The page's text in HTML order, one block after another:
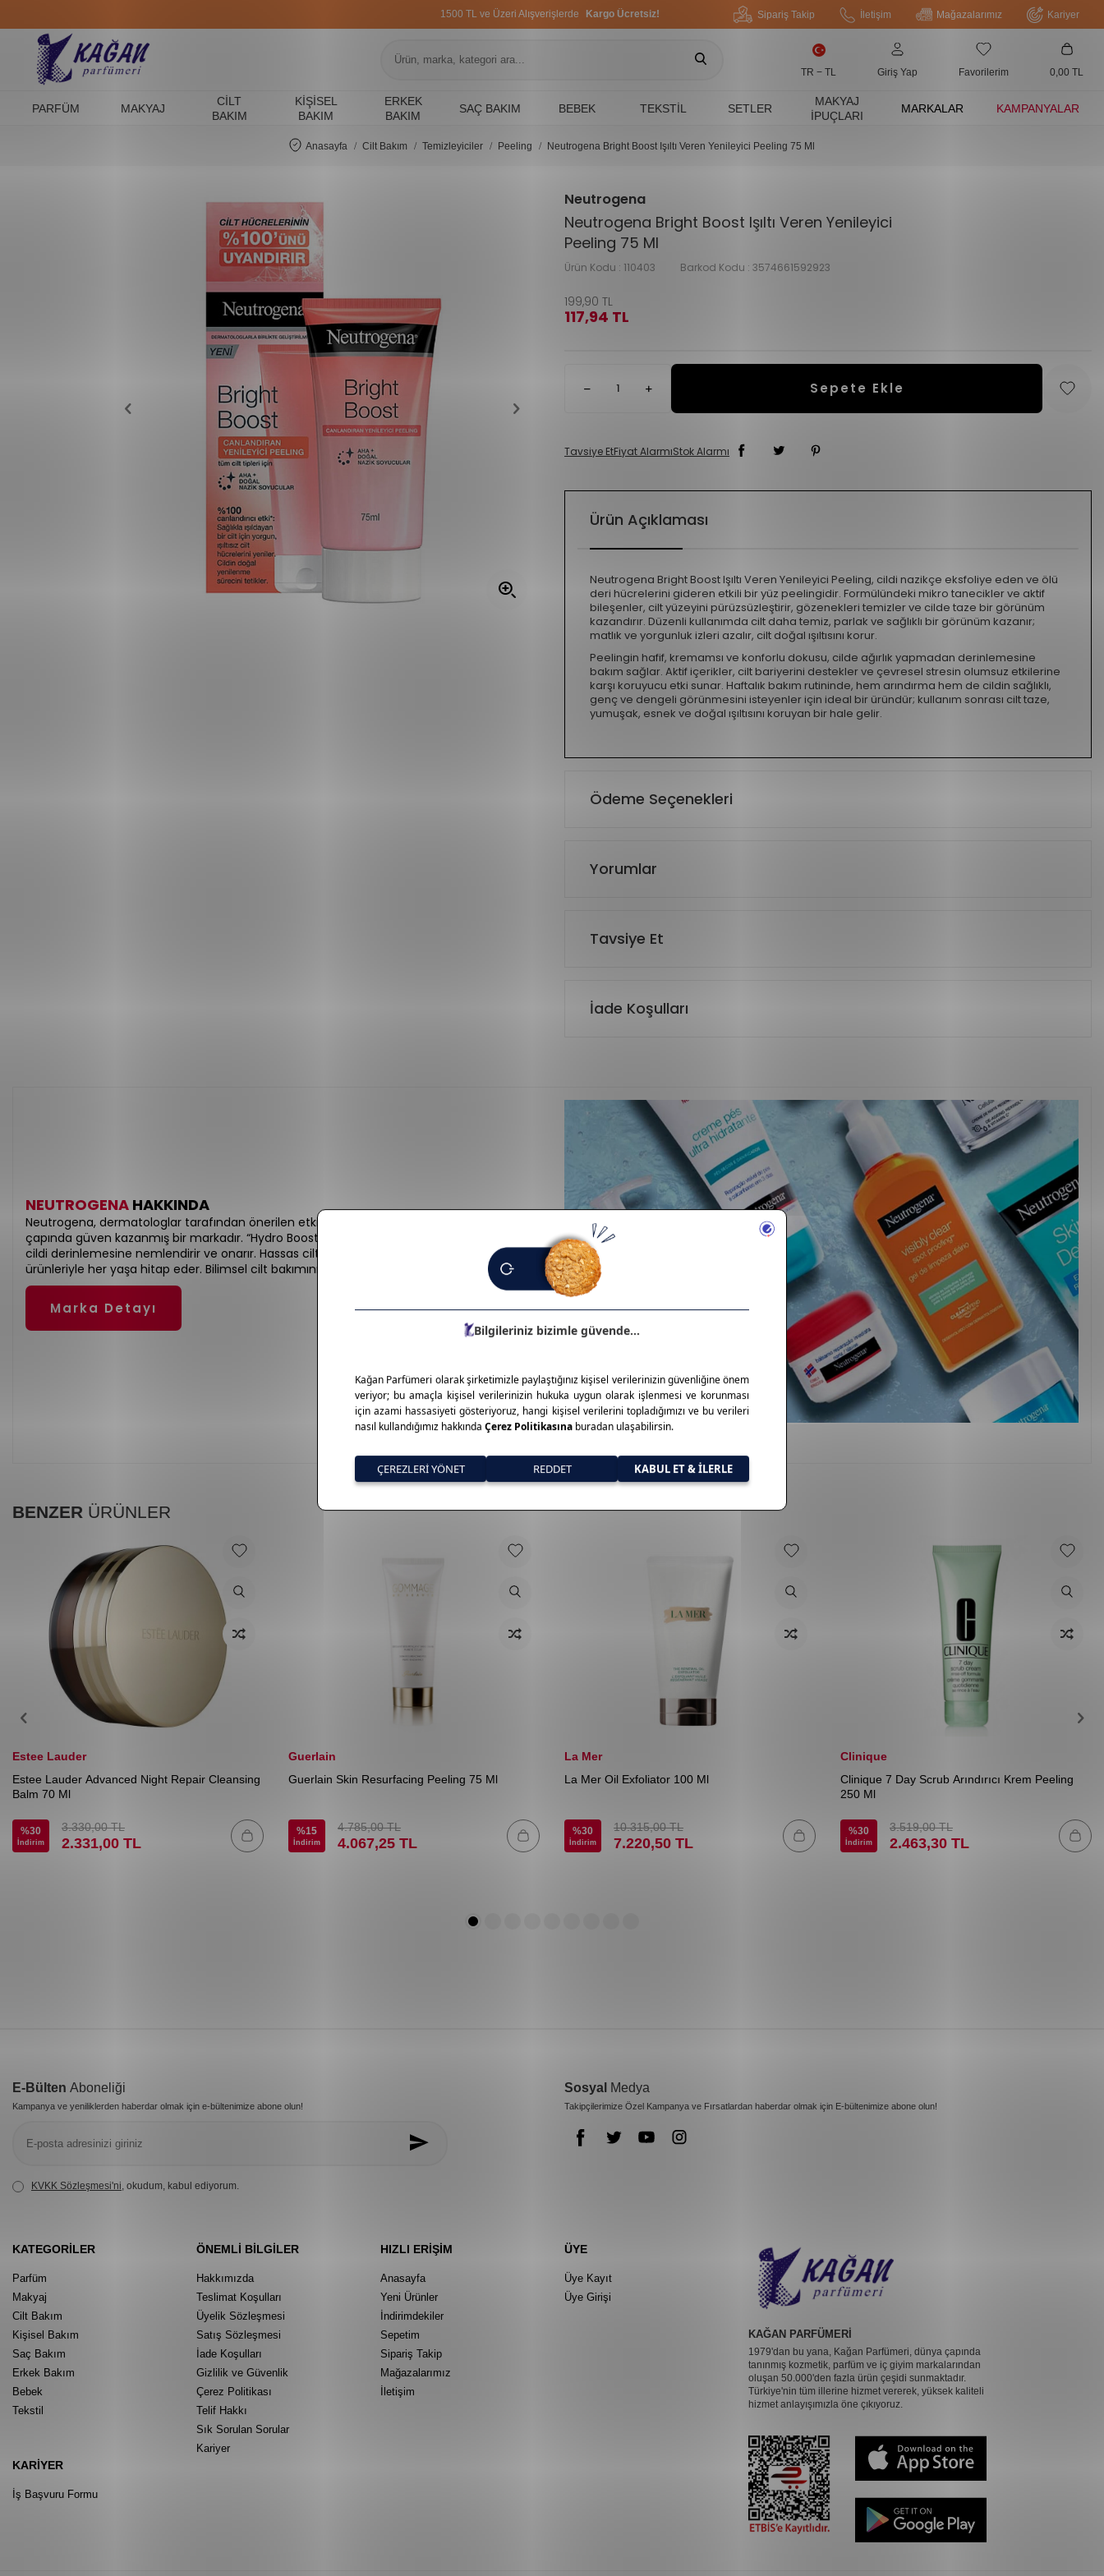
1500 TL ve Üzeri Alışverişlerde Kargo Ücretsiz! Sipariş Takip İletişim Mağazalarımız Kariyer
TR − TL Giriş Yap Favorilerim 0,00 TL
PARFÜM MAKYAJ
CILT
BAKIM
KIŞISEL
BAKIM
ERKEK
BAKIM
SAÇ BAKIM BEBEK TEKSTIL SETLER
MAKYAJ
İPUÇLARI
MARKALAR KAMPANYALAR
Anasayfa Cilt Bakım Temizleyiciler Peeling Neutrogena Bright Boost Işıltı Veren Yenileyici Peeling 75 Ml
Neutrogena
Neutrogena Bright Boost Işıltı Veren Yenileyici
Peeling 75 Ml
Ürün Kodu : 110403 Barkod Kodu : 3574661592923
199,90 TL
117,94 TL
Sepete Ekle
Tavsiye EtFiyat AlarmıStok Alarmı
Ürün Açıklaması
Neutrogena Bright Boost Işıltı Veren Yenileyici Peeling, cildi nazikçe eksfoliye eden ve ölü
deri hücrelerini gideren etkili bir yüz peelingidir. Formülündeki mikro tanecikler ve aktif
bileşenler, cilt yüzeyini pürüzsüzleştirir, gözenekleri temizler ve cilde taze bir görünüm
kazandırır. Düzenli kullanımda cilt daha temiz, parlak ve sağlıklı bir görünüm kazanır;
matlık ve yorgunluk izleri azalır, cilt doğal ışıltısını korur.
Peelingin hafif, kremamsı ve konforlu dokusu, cilde ağırlık yapmadan derinlemesine
bakım sağlar. Aktif içerikler, cilt bariyerini destekler ve çevresel stresin olumsuz etkilerine
karşı koruyucu etki sunar. Haftalık bakım rutininde, hem arındırma hem de cildin sağlıklı,
genç ve dengeli görünmesini isteyenler için ideal bir üründür; kullanım sonrası cilt taze,
yumuşak, esnek ve doğal ışıltısını koruyan bir hale gelir.
Ödeme Seçenekleri
Yorumlar
Tavsiye Et
İade Koşulları
NEUTROGENA HAKKINDA
Neutrogena, dermatologlar tarafından önerilen etkili cilt bakım çözümleriyle dünya
çapında güven kazanmış bir markadır. “Hydro Boost” ve “Norwegian Formula” gibi serileri ile
cildi derinlemesine nemlendirir ve onarır. Hassas ciltlere uygun, klinik testlerden geçmiş
ürünleriyle her yaşa hitap eder. Bilimsel cilt bakımının öncüsüdür.
Marka Detayı
BENZER ÜRÜNLER
Estee Lauder
Estee Lauder Advanced Night Repair Cleansing
Balm 70 Ml
%30
İndirim
3.330,00TL
2.331,00 TL
Guerlain
Guerlain Skin Resurfacing Peeling 75 Ml
%15
İndirim
4.785,00TL
4.067,25 TL
La Mer
La Mer Oil Exfoliator 100 Ml
%30
İndirim
10.315,00TL
7.220,50 TL
Clinique
Clinique 7 Day Scrub Arındırıcı Krem Peeling
250 Ml
%30
İndirim
3.519,00TL
2.463,30 TL
E-Bülten Aboneliği
Kampanya ve yeniliklerden haberdar olmak için e-bültenimize abone olun!
KVKK Sözleşmesi'ni , okudum, kabul ediyorum.
Sosyal Medya
Takipçilerimize Özel Kampanya ve Fırsatlardan haberdar olmak için E-bültenimize abone olun!
KATEGORILER
Parfüm
Makyaj
Cilt Bakım
Kişisel Bakım
Saç Bakım
Erkek Bakım
Bebek
Tekstil
ÖNEMLI BILGILER
Hakkımızda
Teslimat Koşulları
Üyelik Sözleşmesi
Satış Sözleşmesi
İade Koşulları
Gizlilik ve Güvenlik
Çerez Politikası
Telif Hakkı
Sık Sorulan Sorular
Kariyer
HIZLI ERIŞIM
Anasayfa
Yeni Ürünler
İndirimdekiler
Sepetim
Sipariş Takip
Mağazalarımız
İletişim
ÜYE
Üye Kayıt
Üye Girişi
KARIYER
İş Başvuru Formu
KAĞAN PARFÜMERİ
1979'dan bu yana, Kağan Parfümeri, dünya çapında
tanınmış kozmetik, parfüm ve iç giyim markalarından
oluşan 50.000'den fazla ürün çeşidi sunmaktadır.
Türkiye'nin tüm illerine hizmet vererek, yüksek kaliteli
hizmet anlayışımızla öne çıkıyoruz.